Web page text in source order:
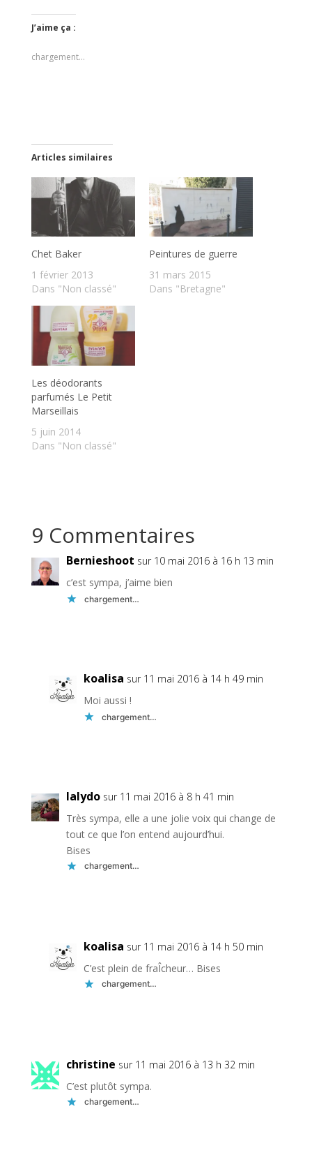
J’aime ça :
chargement…
Articles similaires
Chet Baker
1 février 2013
Dans "Non classé"
Peintures de guerre
31 mars 2015
Dans "Bretagne"
Les déodorants
parfumés Le Petit
Marseillais
5 juin 2014
Dans "Non classé"
9 Commentaires
Bernieshoot sur 10 mai 2016 à 16 h 13 min
c’est sympa, j’aime bien
chargement…
koalisa sur 11 mai 2016 à 14 h 49 min
Moi aussi !
chargement…
lalydo sur 11 mai 2016 à 8 h 41 min
Très sympa, elle a une jolie voix qui change de
tout ce que l’on entend aujourd’hui.
Bises
chargement…
koalisa sur 11 mai 2016 à 14 h 50 min
C’est plein de fraÎcheur… Bises
chargement…
christine sur 11 mai 2016 à 13 h 32 min
C’est plutôt sympa.
chargement…